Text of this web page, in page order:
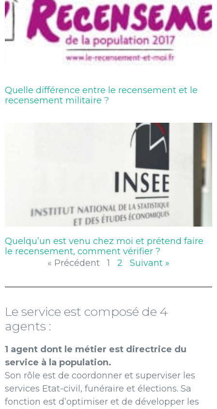
Quelle différence entre le recensement et le
recensement militaire ?
Quelqu’un est venu chez moi et prétend faire
le recensement, comment vérifier ?
« Précédent
1 2 Suivant »
Le service est composé de 4
agents :
1 agent dont le métier est directrice du
service à la population.
Son rôle est de coordonner et superviser les
services Etat-civil, funéraire et élections. Sa
fonction est d’optimiser et de développer les